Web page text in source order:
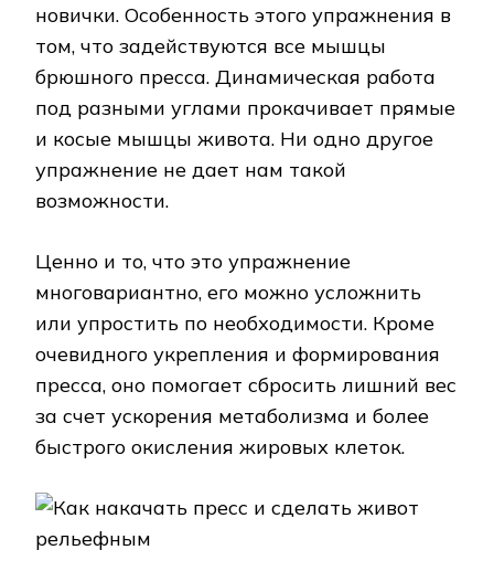
новички. Особенность этого упражнения в
том, что задействуются все мышцы
брюшного пресса. Динамическая работа
под разными углами прокачивает прямые
и косые мышцы живота. Ни одно другое
упражнение не дает нам такой
возможности.
Ценно и то, что это упражнение
многовариантно, его можно усложнить
или упростить по необходимости. Кроме
очевидного укрепления и формирования
пресса, оно помогает сбросить лишний вес
за счет ускорения метаболизма и более
быстрого окисления жировых клеток.